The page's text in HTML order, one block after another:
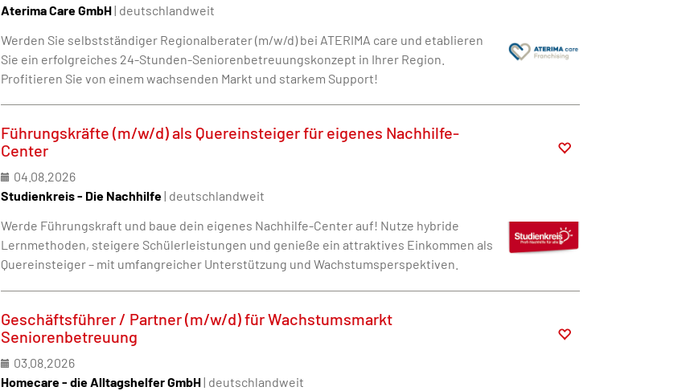
Aterima Care GmbH| deutschlandweit
Werden Sie selbstständiger Regionalberater (m/w/d) bei ATERIMA care und etablieren
Sie ein erfolgreiches 24-Stunden-Seniorenbetreuungskonzept in Ihrer Region.
Profitieren Sie von einem wachsenden Markt und starkem Support!
Führungskräfte (m/w/d) als Quereinsteiger für eigenes Nachhilfe-
Center
04.08.2026
Studienkreis - Die Nachhilfe| deutschlandweit
Werde Führungskraft und baue dein eigenes Nachhilfe-Center auf! Nutze hybride
Lernmethoden, steigere Schülerleistungen und genieße ein attraktives Einkommen als
Quereinsteiger – mit umfangreicher Unterstützung und Wachstumsperspektiven.
Geschäftsführer / Partner (m/w/d) für Wachstumsmarkt
Seniorenbetreuung
03.08.2026
Homecare - die Alltagshelfer GmbH| deutschlandweit